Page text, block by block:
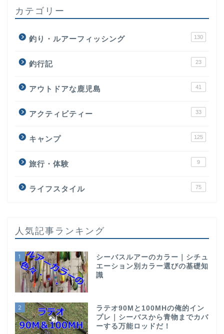
カテゴリー
釣り・ルアーフィッシング 130
釣行記 23
アウトドアな鹿児島 41
アクティビティー 33
キャンプ 125
旅行・体験 9
ライフスタイル 75
人気記事ランキング
1
シーバスルアーのカラー｜シチュ
エーション別カラー選びの基礎知
識
2
ラテオ90Mと100MHの俺的イン
プレ｜シーバスから青物までカバ
ーする万能ロッドだ！